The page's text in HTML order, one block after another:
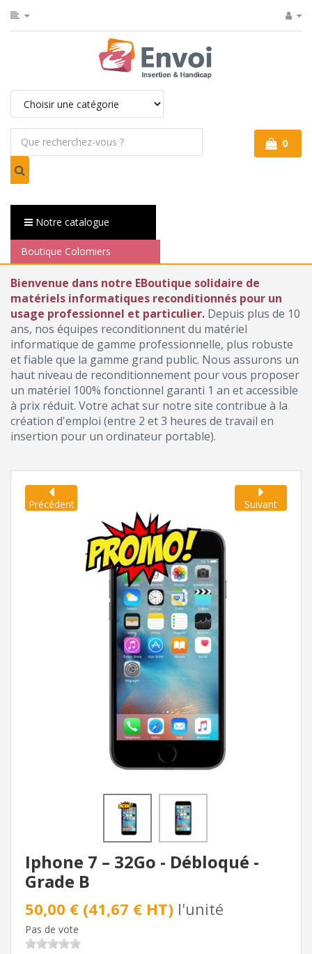
0
Notre catalogue
Boutique Colomiers
Bienvenue dans notre EBoutique solidaire de
matériels informatiques reconditionnés pour un
usage professionnel et particulier. Depuis plus de 10
ans, nos équipes reconditionnent du matériel
informatique de gamme professionnelle, plus robuste
et fiable que la gamme grand public. Nous assurons un
haut niveau de reconditionnement pour vous proposer
un matériel 100% fonctionnel garanti 1 an et accessible
à prix réduit. Votre achat sur notre site contribue à la
création d'emploi (entre 2 et 3 heures de travail en
insertion pour un ordinateur portable).
Précédent Suivant
Iphone 7 – 32Go - Débloqué -
Grade B
50,00 € (41,67 € HT) l'unité
Pas de vote